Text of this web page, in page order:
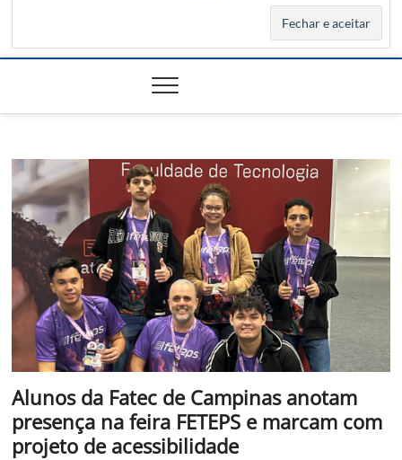
Alunos da Fatec de Campinas anotam
presença na feira FETEPS e marcam com
projeto de acessibilidade